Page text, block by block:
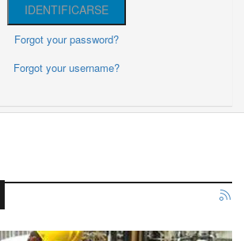
Forgot your password?
Forgot your username?